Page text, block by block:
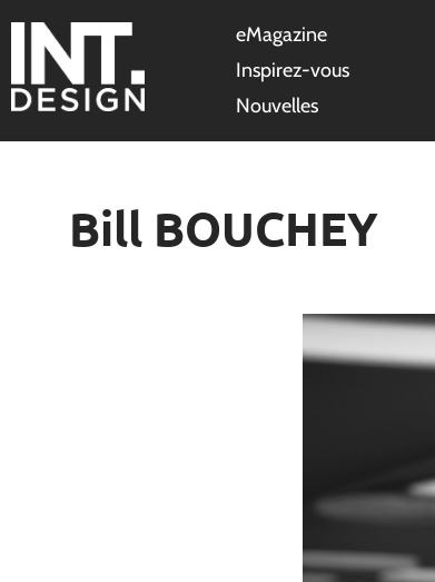
eMagazine
Inspirez-vous
Nouvelles
Bill BOUCHEY